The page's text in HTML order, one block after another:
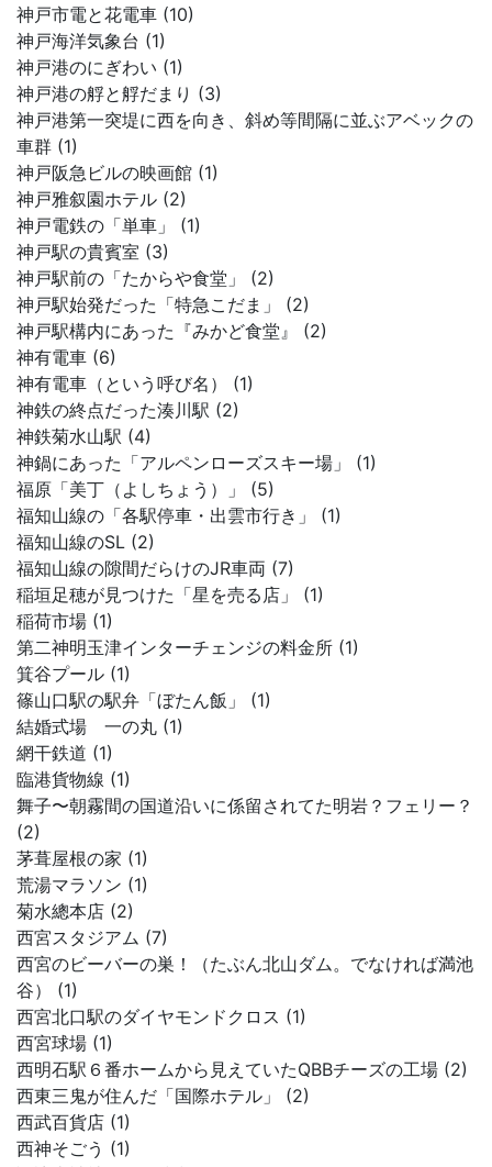
神戸市電と花電車 (10)
神戸海洋気象台 (1)
神戸港のにぎわい (1)
神戸港の艀と艀だまり (3)
神戸港第一突堤に西を向き、斜め等間隔に並ぶアベックの
車群 (1)
神戸阪急ビルの映画館 (1)
神戸雅叙園ホテル (2)
神戸電鉄の「単車」 (1)
神戸駅の貴賓室 (3)
神戸駅前の「たからや食堂」 (2)
神戸駅始発だった「特急こだま」 (2)
神戸駅構内にあった『みかど食堂』 (2)
神有電車 (6)
神有電車（という呼び名） (1)
神鉄の終点だった湊川駅 (2)
神鉄菊水山駅 (4)
神鍋にあった「アルペンローズスキー場」 (1)
福原「美丁（よしちょう）」 (5)
福知山線の「各駅停車・出雲市行き」 (1)
福知山線のSL (2)
福知山線の隙間だらけのJR車両 (7)
稲垣足穂が見つけた「星を売る店」 (1)
稲荷市場 (1)
第二神明玉津インターチェンジの料金所 (1)
箕谷プール (1)
篠山口駅の駅弁「ぼたん飯」 (1)
結婚式場 一の丸 (1)
網干鉄道 (1)
臨港貨物線 (1)
舞子〜朝霧間の国道沿いに係留されてた明岩？フェリー？
(2)
茅葺屋根の家 (1)
荒湯マラソン (1)
菊水總本店 (2)
西宮スタジアム (7)
西宮のビーバーの巣！（たぶん北山ダム。でなければ満池
谷） (1)
西宮北口駅のダイヤモンドクロス (1)
西宮球場 (1)
西明石駅６番ホームから見えていたQBBチーズの工場 (2)
西東三鬼が住んだ「国際ホテル」 (2)
西武百貨店 (1)
西神そごう (1)